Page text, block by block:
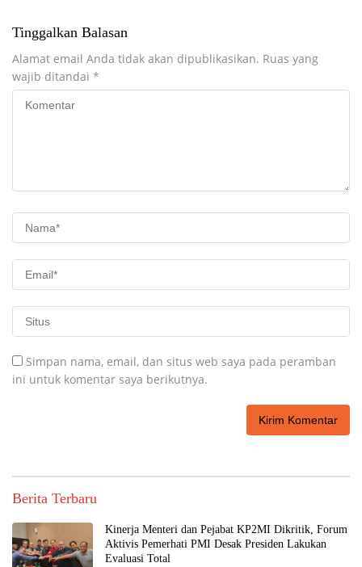
Tinggalkan Balasan
Alamat email Anda tidak akan dipublikasikan. Ruas yang
wajib ditandai *
Simpan nama, email, dan situs web saya pada peramban
ini untuk komentar saya berikutnya.
Berita Terbaru
Kinerja Menteri dan Pejabat KP2MI Dikritik, Forum
Aktivis Pemerhati PMI Desak Presiden Lakukan
Evaluasi Total